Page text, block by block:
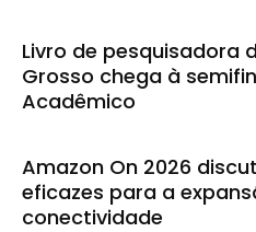
Livro de pesquisadora
Grosso chega à
Acadêmico
Amazon On 2026
eficazes para a
conectividade